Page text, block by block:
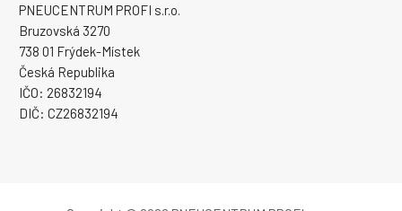
PNEUCENTRUM PROFI s.r.o.
Bruzovská 3270
738 01 Frýdek-Místek
Česká Republika
IČO: 26832194
DIČ: CZ26832194